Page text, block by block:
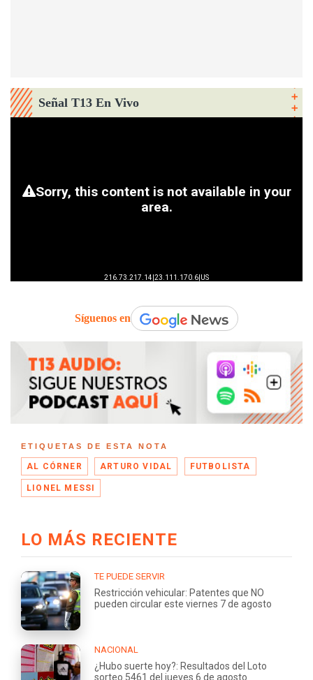
Señal T13 En Vivo
Síguenos en
ETIQUETAS DE ESTA NOTA
AL CÓRNER ARTURO VIDAL FUTBOLISTA
LIONEL MESSI
LO MÁS RECIENTE
TE PUEDE SERVIR
Restricción vehicular: Patentes que NO
pueden circular este viernes 7 de agosto
NACIONAL
¿Hubo suerte hoy?: Resultados del Loto
sorteo 5461 del jueves 6 de agosto